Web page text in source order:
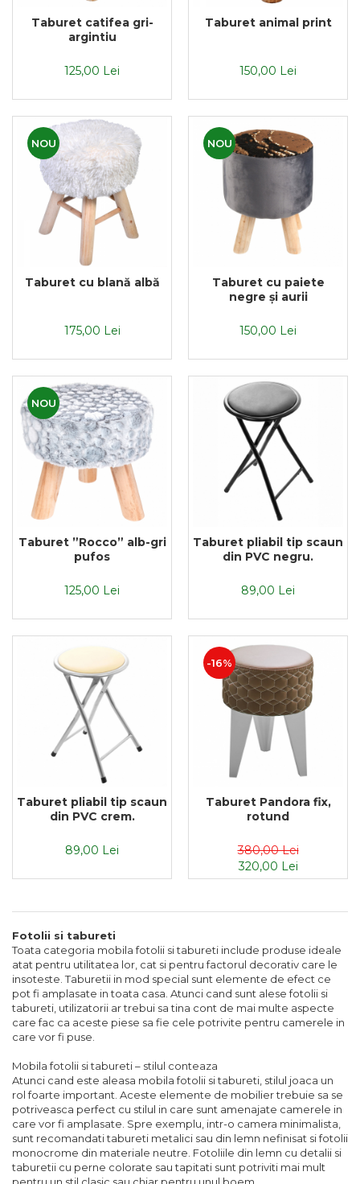
Textile Bucatarie
Fete de masa
Perne sezut
Taburet catifea gri-
argintiu
125,00 Lei
Taburet animal print
150,00 Lei
NOU
Taburet cu blană albă
175,00 Lei
NOU
Taburet cu paiete
negre și aurii
150,00 Lei
NOU
Taburet ”Rocco” alb-gri
pufos
125,00 Lei
Taburet pliabil tip scaun
din PVC negru.
89,00 Lei
Taburet pliabil tip scaun
din PVC crem.
89,00 Lei
-16%
Taburet Pandora fix,
rotund
380,00 Lei
320,00 Lei
Fotolii si tabureti
Toata categoria mobila fotolii si tabureti include produse ideale
atat pentru utilitatea lor, cat si pentru factorul decorativ care le
insoteste. Taburetii in mod special sunt elemente de efect ce
pot fi amplasate in toata casa. Atunci cand sunt alese fotolii si
tabureti, utilizatorii ar trebui sa tina cont de mai multe aspecte
care fac ca aceste piese sa fie cele potrivite pentru camerele in
care vor fi puse.
Mobila fotolii si tabureti – stilul conteaza
Atunci cand este aleasa mobila fotolii si tabureti, stilul joaca un
rol foarte important. Aceste elemente de mobilier trebuie sa se
potriveasca perfect cu stilul in care sunt amenajate camerele in
care vor fi amplasate. Spre exemplu, intr-o camera minimalista,
sunt recomandati tabureti metalici sau din lemn nefinisat si fotolii
monocrome din materiale neutre. Fotoliile din lemn cu detalii si
taburetii cu perne colorate sau tapitati sunt potriviti mai mult